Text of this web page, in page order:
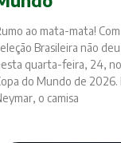
ao mata-mata!
Brasileira não
quarta-feira, 24,
do Mundo de
o camisa